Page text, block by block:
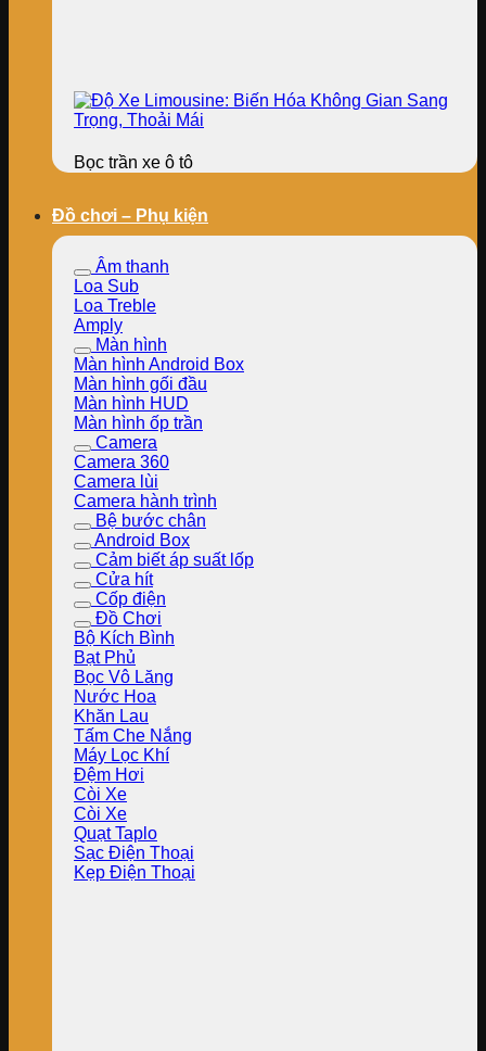
Bọc trần xe ô tô
Đồ chơi – Phụ kiện
Âm thanh
Loa Sub
Loa Treble
Amply
Màn hình
Màn hình Android Box
Màn hình gối đầu
Màn hình HUD
Màn hình ốp trần
Camera
Camera 360
Camera lùi
Camera hành trình
Bệ bước chân
Android Box
Cảm biết áp suất lốp
Cửa hít
Cốp điện
Đồ Chơi
Bộ Kích Bình
Bạt Phủ
Bọc Vô Lăng
Nước Hoa
Khăn Lau
Tấm Che Nắng
Máy Lọc Khí
Đệm Hơi
Còi Xe
Còi Xe
Quạt Taplo
Sạc Điện Thoại
Kẹp Điện Thoại